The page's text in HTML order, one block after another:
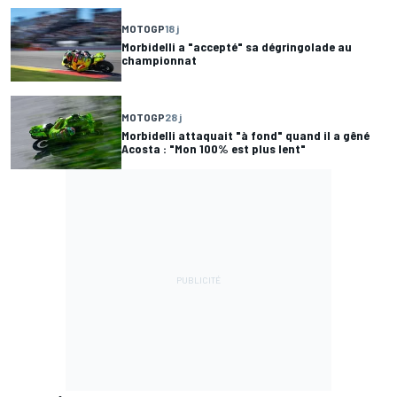
MOTOGP18 j
Morbidelli a "accepté" sa dégringolade au
championnat
MOTOGP28 j
Morbidelli attaquait "à fond" quand il a gêné
Acosta : "Mon 100% est plus lent"